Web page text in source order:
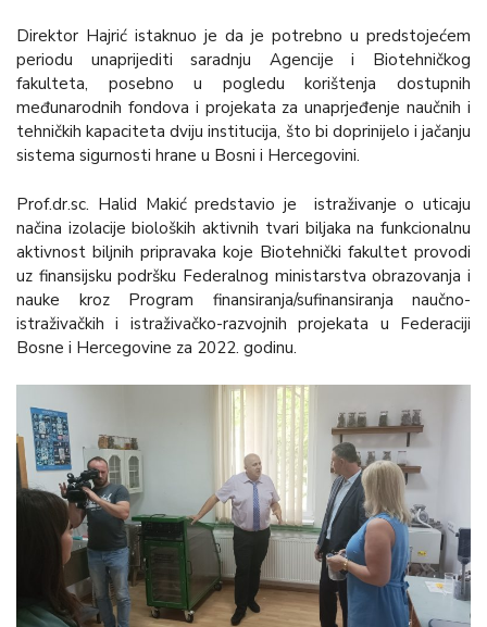
Direktor Hajrić istaknuo je da je potrebno u predstojećem
periodu unaprijediti saradnju Agencije i Biotehničkog
fakulteta, posebno u pogledu korištenja dostupnih
međunarodnih fondova i projekata za unaprjeđenje naučnih i
tehničkih kapaciteta dviju institucija, što bi doprinijelo i jačanju
sistema sigurnosti hrane u Bosni i Hercegovini.
Prof.dr.sc. Halid Makić predstavio je istraživanje o uticaju
načina izolacije bioloških aktivnih tvari biljaka na funkcionalnu
aktivnost biljnih pripravaka koje Biotehnički fakultet provodi
uz finansijsku podršku Federalnog ministarstva obrazovanja i
nauke kroz Program finansiranja/sufinansiranja naučno-
istraživačkih i istraživačko-razvojnih projekata u Federaciji
Bosne i Hercegovine za 2022. godinu.